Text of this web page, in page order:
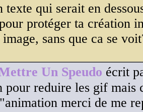
texte qui serait en
protéger ta création
sans que ca se
Un Speudo écrit
pour reduire les gif mais
merci de me